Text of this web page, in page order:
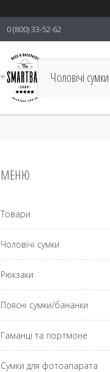
0 (800) 33-52-62
smartBAG
Чоловічі сумки
Товари
Чоловічі сумки
Рюкзаки
Поясні сумки/бананки
Гаманці та портмоне
Сумки для фотоапарата